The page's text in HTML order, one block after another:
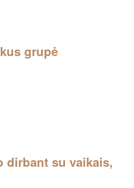
grupė
dirbant su vaikais,